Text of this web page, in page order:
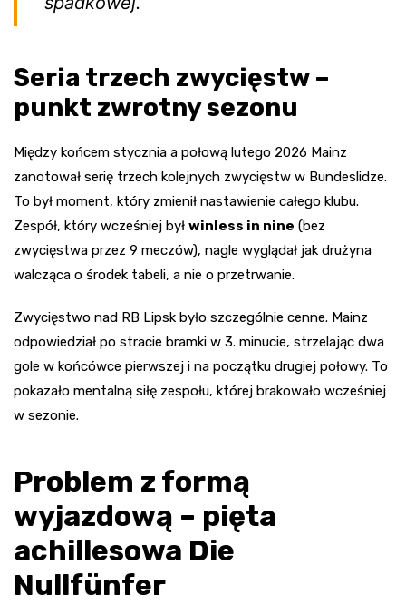
Seria trzech zwycięstw –
punkt zwrotny sezonu
Między końcem stycznia a połową lutego 2026 Mainz
zanotował serię trzech kolejnych zwycięstw w Bundeslidze.
To był moment, który zmienił nastawienie całego klubu.
Zespół, który wcześniej był winless in nine (bez
zwycięstwa przez 9 meczów), nagle wyglądał jak drużyna
walcząca o środek tabeli, a nie o przetrwanie.
Zwycięstwo nad RB Lipsk było szczególnie cenne. Mainz
odpowiedział po stracie bramki w 3. minucie, strzelając dwa
gole w końcówce pierwszej i na początku drugiej połowy. To
pokazało mentalną siłę zespołu, której brakowało wcześniej
w sezonie.
Problem z formą
wyjazdową – pięta
achillesowa Die
Nullfünfer